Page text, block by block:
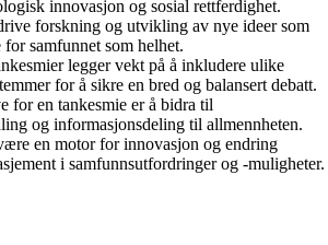
innovasjon og sosial rettferdighet.
forskning og utvikling av nye ideer som
samfunnet som helhet.
legger vekt på å inkludere ulike
for å sikre en bred og balansert debatt.
for en tankesmie er å bidra til
og informasjonsdeling til allmennheten.
en motor for innovasjon og endring
i samfunnsutfordringer og -muligheter.